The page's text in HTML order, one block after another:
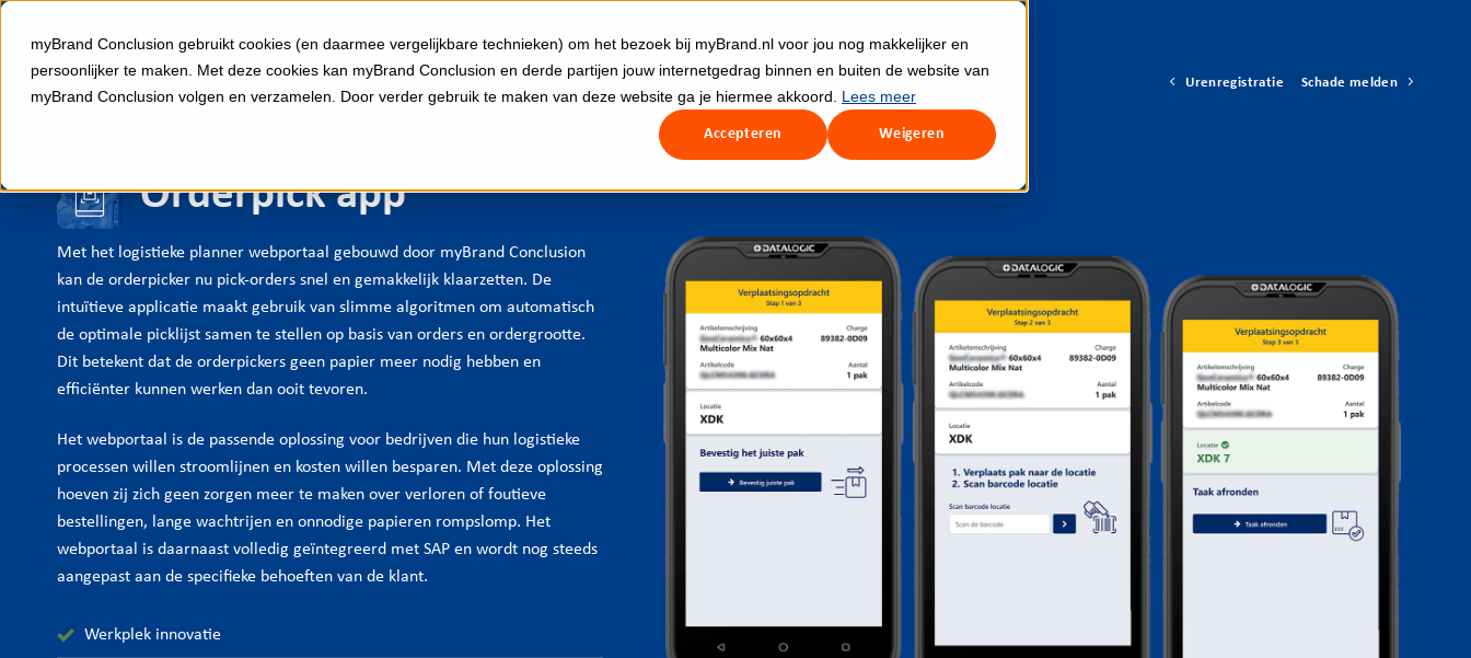
myBrand Conclusion gebruikt cookies (en daarmee vergelijkbare technieken) om het bezoek bij myBrand.nl voor jou nog makkelijker en
persoonlijker te maken. Met deze cookies kan myBrand Conclusion en derde partijen jouw internetgedrag binnen en buiten de website van
myBrand Conclusion volgen en verzamelen. Door verder gebruik te maken van deze website ga je hiermee akkoord. Lees meer
Accepteren Weigeren
← Alle Use cases Urenregistratie Schade melden
Orderpick app
Met het logistieke planner webportaal gebouwd door myBrand Conclusion
kan de orderpicker nu pick-orders snel en gemakkelijk klaarzetten. De
intuïtieve applicatie maakt gebruik van slimme algoritmen om automatisch
de optimale picklijst samen te stellen op basis van orders en ordergrootte.
Dit betekent dat de orderpickers geen papier meer nodig hebben en
efficiënter kunnen werken dan ooit tevoren.
Het webportaal is de passende oplossing voor bedrijven die hun logistieke
processen willen stroomlijnen en kosten willen besparen. Met deze oplossing
hoeven zij zich geen zorgen meer te maken over verloren of foutieve
bestellingen, lange wachtrijen en onnodige papieren rompslomp. Het
webportaal is daarnaast volledig geïntegreerd met SAP en wordt nog steeds
aangepast aan de specifieke behoeften van de klant.
Werkplek innovatie